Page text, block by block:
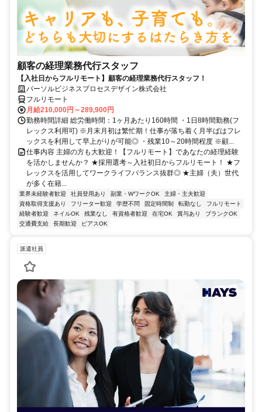
顧客の経理業務代行スタッフ
【入社日からフルリモート】顧客の経理業務代行スタッフ！
パーソルビジネスプロセスデザイン株式会社
フルリモート
月給210,000円～289,900円
勤務時間詳細 総労働時間：1ヶ月あたり160時間 ・1日8時間勤務(フ
レックス利用可) ※月末月初は繁忙期！仕事が落ち着く月半ばはフレ
ックスを利用して早上がりが可能◎ ・残業10～20時間程度 ※顧...
仕事内容 主婦の方も大歓迎！【フルリモート】であなたの経理経験
を活かしませんか？ ★採用選考～入社初日からフルリモート！ ★フ
レックスを活用してワークライフバランス抜群◎ ★主婦（夫）世代
が多く在籍...
業界未経験者歓迎 社員登用あり 副業・WワークOK
主婦・主夫歓迎
資格取得支援あり
フリーター歓迎 学歴不問 固定時間制 転勤なし
フルリモート
経験者歓迎
ネイルOK 残業なし 有資格者歓迎 在宅OK 賞与あり
ブランクOK
交通費支給
長期歓迎 ピアスOK
派遣社員